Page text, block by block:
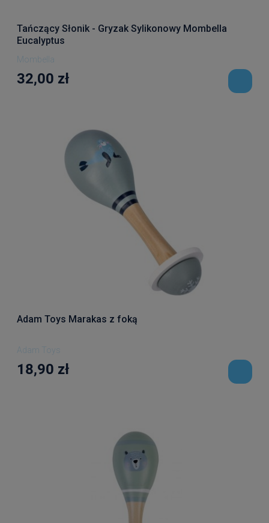
Tańczący Słonik - Gryzak Sylikonowy Mombella
Eucalyptus
Mombella
32,00 zł
Adam Toys Marakas z foką
Adam Toys
18,90 zł